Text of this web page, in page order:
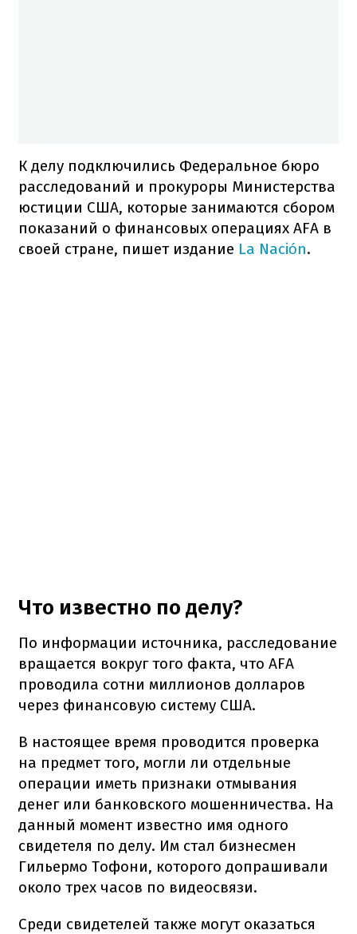
К делу подключились Федеральное бюро
расследований и прокуроры Министерства
юстиции США, которые занимаются сбором
показаний о финансовых операциях AFA в
своей стране, пишет издание La Nación.
Что известно по делу?
По информации источника, расследование
вращается вокруг того факта, что AFA
проводила сотни миллионов долларов
через финансовую систему США.
В настоящее время проводится проверка
на предмет того, могли ли отдельные
операции иметь признаки отмывания
денег или банковского мошенничества. На
данный момент известно имя одного
свидетеля по делу. Им стал бизнесмен
Гильермо Тофони, которого допрашивали
около трех часов по видеосвязи.
Среди свидетелей также могут оказаться